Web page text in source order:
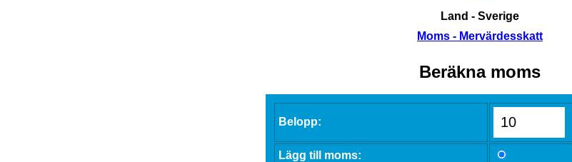
Land - Sverige
Moms - Mervärdesskatt
Beräkna moms
Belopp:
Lägg till moms: